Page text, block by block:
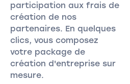
participation aux frais de
création de nos
partenaires. En quelques
clics, vous composez
votre package de
création d'entreprise sur
mesure.